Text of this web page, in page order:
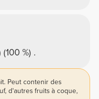
%) .
Peut contenir des
d'autres fruits à coque,